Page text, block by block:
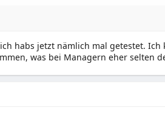
habs jetzt nämlich mal getestet.
was bei Managern eher selten